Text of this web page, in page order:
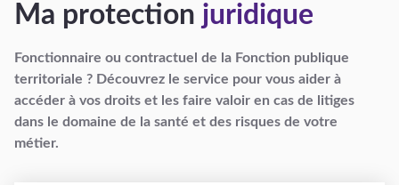
Ma protection juridique
Fonctionnaire ou contractuel de la Fonction publique
territoriale ? Découvrez le service pour vous aider à
accéder à vos droits et les faire valoir en cas de litiges
dans le domaine de la santé et des risques de votre
métier.